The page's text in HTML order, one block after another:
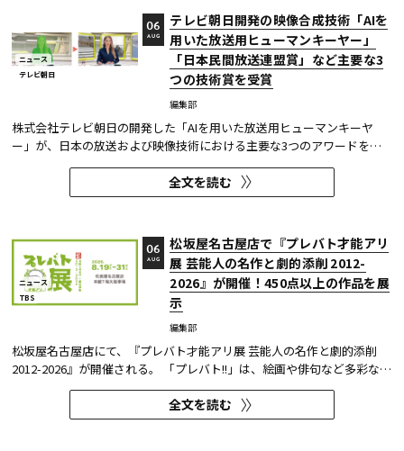
ニュース
テレビ朝日
テレビ朝日開発の映像合成技術「AIを
用いた放送用ヒューマンキーヤー」
「日本民間放送連盟賞」など主要な3
つの技術賞を受賞
編集部
06
AUG
株式会社テレビ朝日の開発した「AIを用いた放送用ヒューマンキーヤ
ー」が、日本の放送および映像技術における主要な3つのアワードを受
賞した。 本開発は、人物像認識AIと最新のXR技術を組み合わせたシステ
ムであり、その革新性と実用性が業界内で高い評価を獲得している。
【受賞アワード一覧】 ●2025年 日本民間放送連盟賞 技術部門優...
全文を読む
ニュース
TBS
松坂屋名古屋店で『プレバト才能アリ
展 芸能人の名作と劇的添削 2012-
2026』が開催！450点以上の作品を展
示
編集部
06
AUG
松坂屋名古屋店にて、『プレバト才能アリ展 芸能人の名作と劇的添削
2012-2026』が開催される。 「プレバト!!」は、絵画や俳句など多彩な芸
術ジャンルに芸能人が挑戦し、その作品を超一流の講師陣が才能アリ/ナ
シで厳しく査定する教養バラエティー番組だ。 本展では、定番ジャンル
の俳句・水彩画から、大漁旗や黒板アートといった巨大作品...
全文を読む